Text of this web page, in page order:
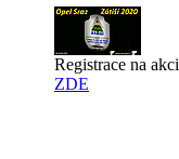
Registrace na akci
ZDE